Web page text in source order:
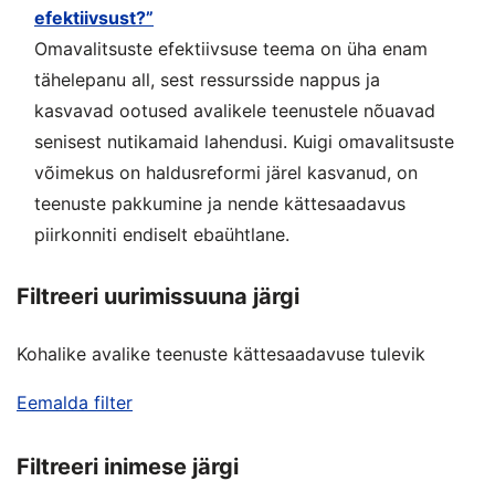
efektiivsust?”
Omavalitsuste efektiivsuse teema on üha enam
tähelepanu all, sest ressursside nappus ja
kasvavad ootused avalikele teenustele nõuavad
senisest nutikamaid lahendusi. Kuigi omavalitsuste
võimekus on haldusreformi järel kasvanud, on
teenuste pakkumine ja nende kättesaadavus
piirkonniti endiselt ebaühtlane.
Filtreeri uurimissuuna järgi
Kohalike avalike teenuste kättesaadavuse tulevik
Eemalda filter
Filtreeri inimese järgi